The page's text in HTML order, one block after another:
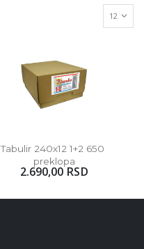
Tabulir 240x12 1+2 650
preklopa
2.690,00 RSD